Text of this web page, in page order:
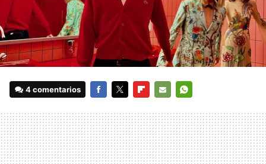
4 comentarios
MAIL